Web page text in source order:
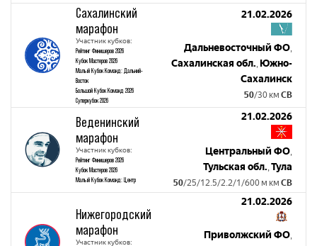
Сахалинский
марафон
Участник кубков:
Рейтинг Финишеров 2026
Кубок Мастеров 2026
Малый Кубок Команд: Дальний-
Восток
Большой Кубок Команд 2026
Суперкубок 2026
21.02.2026
Дальневосточный ФО,
Сахалинская обл., Южно-
Сахалинск
50/30 км СВ
Веденинский
марафон
Участник кубков:
Рейтинг Финишеров 2026
Кубок Мастеров 2026
Малый Кубок Команд: Центр
21.02.2026
Центральный ФО,
Тульская обл.,Тула
50/25/12.5/2.2/1/600 м км СВ
Нижегородский
марафон
Участник кубков:
21.02.2026
Приволжский ФО,